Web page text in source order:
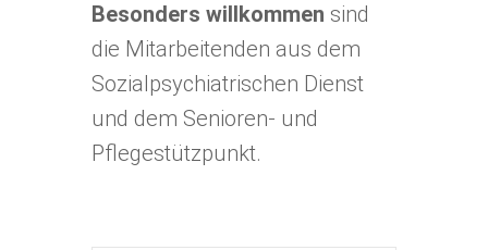
Besonders willkommen sind
die Mitarbeitenden aus dem
Sozialpsychiatrischen Dienst
und dem Senioren- und
Pflegestützpunkt.